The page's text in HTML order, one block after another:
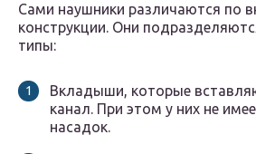
Сами наушники различаются по
конструкции. Они
типы:
Вкладыши, которые
канал. При этом у них не
насадок.